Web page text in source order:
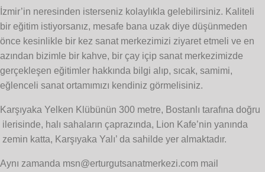
İzmir’in neresinden isterseniz kolaylıkla gelebilirsiniz. Kaliteli
bir eğitim istiyorsanız, mesafe bana uzak diye düşünmeden
önce kesinlikle bir kez sanat merkezimizi ziyaret etmeli ve en
azından bizimle bir kahve, bir çay içip sanat merkezimizde
gerçekleşen eğitimler hakkında bilgi alıp, sıcak, samimi,
eğlenceli sanat ortamımızı kendiniz görmelisiniz.
Karşıyaka Yelken Klübünün 300 metre, Bostanlı tarafına doğru
ilerisinde, halı sahaların çaprazında, Lion Kafe’nin yanında
zemin katta, Karşıyaka Yalı’ da sahilde yer almaktadır.
Aynı zamanda msn@erturgutsanatmerkezi.com mail